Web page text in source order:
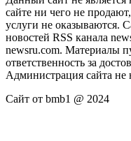
сайте ни чего не
услуги не оказываются.
новостей RSS канала
newsru.com. Материалы
ответственность за
Администрация сайта не
Сайт от bmb1 @ 2024